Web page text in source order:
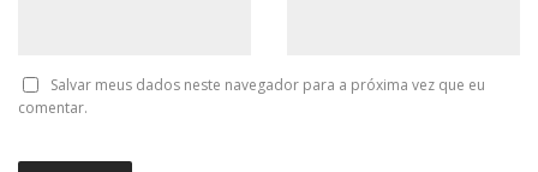
Salvar meus dados neste navegador para a próxima vez que eu
comentar.